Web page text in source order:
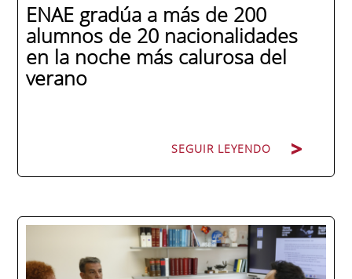
ENAE gradúa a más de 200
alumnos de 20 nacionalidades
en la noche más calurosa del
verano
SEGUIR LEYENDO
La promoción 2025/2026 de ENAE Business
School se convirtió en una de las más
internacionales de la historia de la escuela